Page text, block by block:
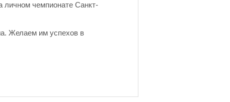
личном чемпионате Санкт-
Желаем им успехов в